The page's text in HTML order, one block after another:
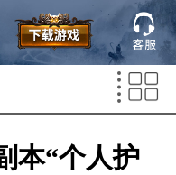
本“个人护